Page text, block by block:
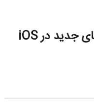
معرفی iOS 10 ؛ ویژگی های جدید در iOS